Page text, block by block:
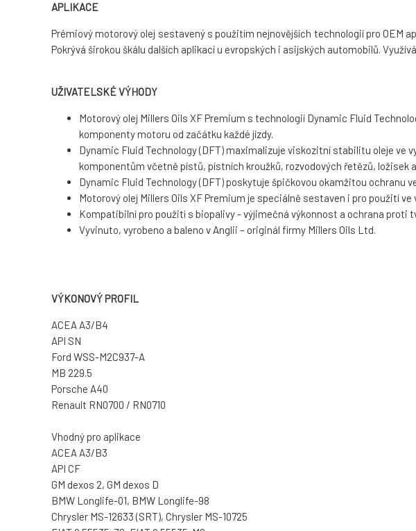
APLIKACE
Prémiový motorový olej sestavený s použitím nejnovějších technologií pro OEM
Pokrývá širokou škálu dalších aplikací u evropských i asijských automobilů.
UŽIVATELSKÉ VÝHODY
Motorový olej Millers Oils XF Premium s technologií Dynamic Fluid
komponenty motoru od začátku každé jízdy.
Dynamic Fluid Technology (DFT) maximalizuje viskozitní stabilitu oleje ve
komponentům včetně pístů, pístních kroužků, rozvodových řetězů, ložisek
Dynamic Fluid Technology (DFT) poskytuje špičkovou okamžitou ochranu
Motorový olej Millers Oils XF Premium je speciálně sestaven i pro použití
Kompatibilní pro použití s biopalivy - výjimečná výkonnost a ochrana proti
Vyvinuto, vyrobeno a baleno v Anglii – originál firmy Millers Oils Ltd.
VÝKONOVÝ PROFIL
ACEA A3/B4
API SN
Ford WSS-M2C937-A
MB 229.5
Porsche A40
Renault RN0700 / RN0710
Vhodný pro aplikace
ACEA A3/B3
API CF
GM dexos 2, GM dexos D
BMW Longlife-01, BMW Longlife-98
Chrysler MS-12633 (SRT), Chrysler MS-10725